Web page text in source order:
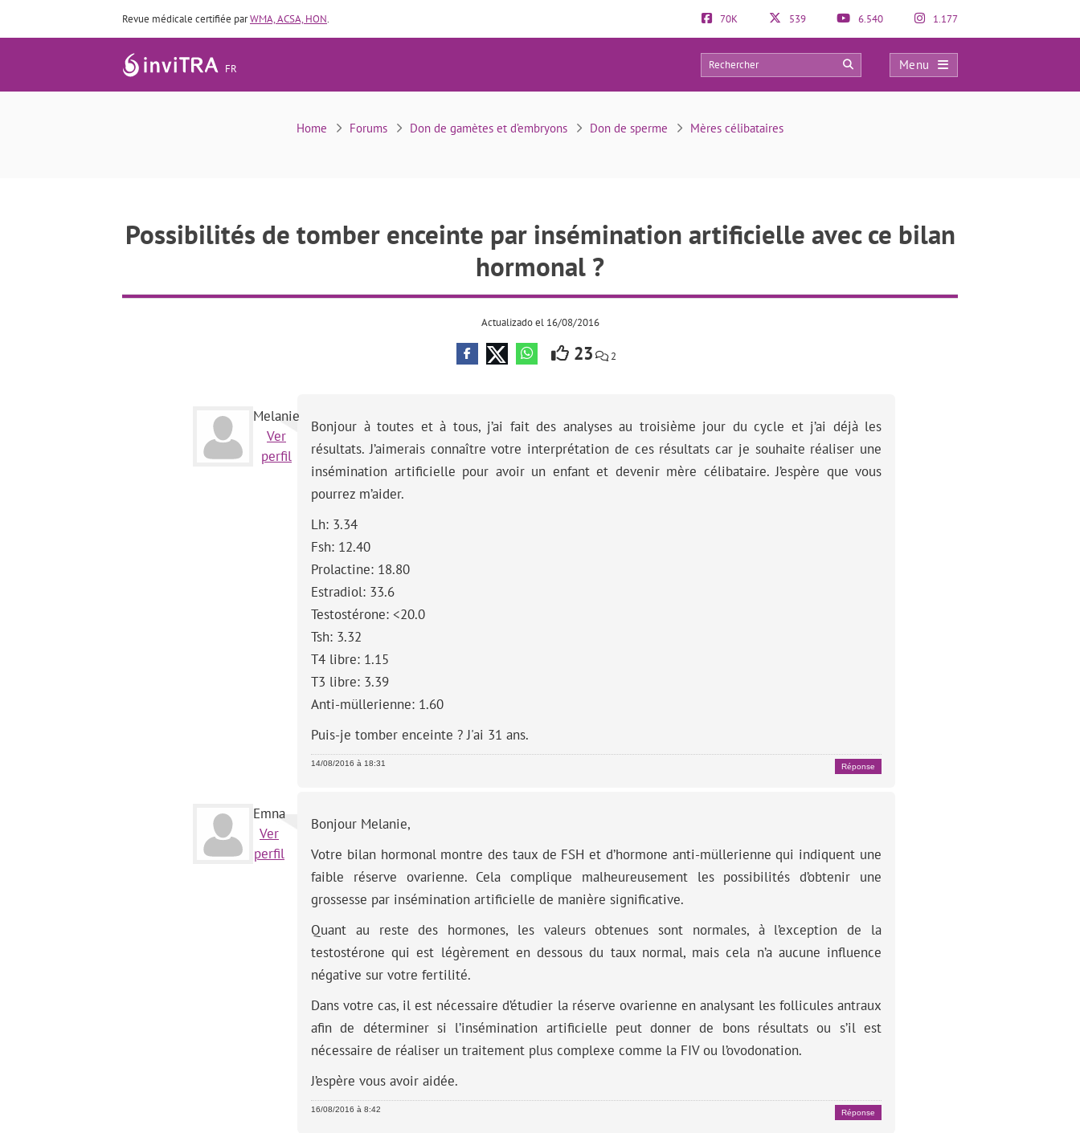
Revue médicale certifiée parWMA, ACSA, HON. 70K 539 6.540 1.177
FR
Menu
Possibilités de tomber enceinte par insémination artificielle avec ce bilan hormonal ?
21 0
Home Forums Don de gamètes et d’embryons Don de sperme Mères célibataires
Possibilités de tomber enceinte par insémination artificielle avec ce bilan
hormonal ?
Actualizado el 16/08/2016
23 2
Melanie
Ver
perfil
Bonjour à toutes et à tous, j’ai fait des analyses au troisième jour du cycle et j’ai déjà les
résultats. J’aimerais connaître votre interprétation de ces résultats car je souhaite réaliser une
insémination artificielle pour avoir un enfant et devenir mère célibataire. J’espère que vous
pourrez m’aider.
Lh: 3.34
Fsh: 12.40
Prolactine: 18.80
Estradiol: 33.6
Testostérone: <20.0
Tsh: 3.32
T4 libre: 1.15
T3 libre: 3.39
Anti-müllerienne: 1.60
Puis-je tomber enceinte ? J'ai 31 ans.
14/08/2016 à 18:31 Réponse
Emna
Ver
perfil
Bonjour Melanie,
Votre bilan hormonal montre des taux de FSH et d’hormone anti-müllerienne qui indiquent une
faible réserve ovarienne. Cela complique malheureusement les possibilités d’obtenir une
grossesse par insémination artificielle de manière significative.
Quant au reste des hormones, les valeurs obtenues sont normales, à l’exception de la
testostérone qui est légèrement en dessous du taux normal, mais cela n’a aucune influence
négative sur votre fertilité.
Dans votre cas, il est nécessaire d’étudier la réserve ovarienne en analysant les follicules antraux
afin de déterminer si l’insémination artificielle peut donner de bons résultats ou s’il est
nécessaire de réaliser un traitement plus complexe comme la FIV ou l’ovodonation.
J’espère vous avoir aidée.
16/08/2016 à 8:42 Réponse